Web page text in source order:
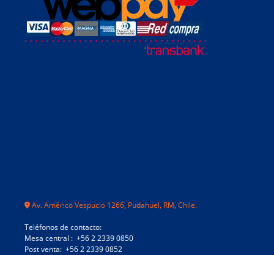
Av. Américo Vespucio 1266, Pudahuel, RM, Chile.
Teléfonos de contacto:
Mesa central : +56 2 2339 0850
Post venta: +56 2 2339 0852